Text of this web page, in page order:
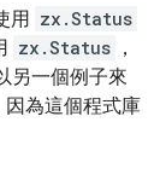
用
zx.Status
zx.Status ，
另一個例子來
因為這個程式庫